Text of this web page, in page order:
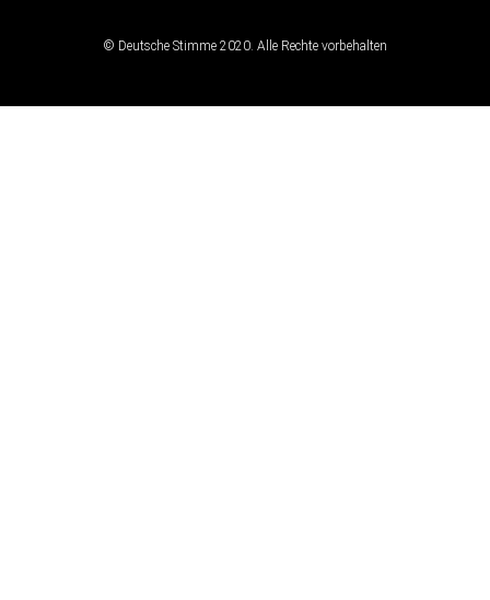
© Deutsche Stimme 2020. Alle Rechte vorbehalten